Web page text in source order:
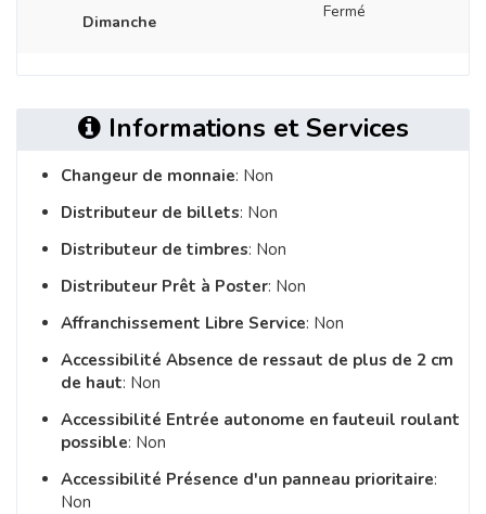
Dimanche
Fermé
Informations et Services
Changeur de monnaie: Non
Distributeur de billets: Non
Distributeur de timbres: Non
Distributeur Prêt à Poster: Non
Affranchissement Libre Service: Non
Accessibilité Absence de ressaut de plus de 2 cm
de haut: Non
Accessibilité Entrée autonome en fauteuil roulant
possible: Non
Accessibilité Présence d'un panneau prioritaire:
Non